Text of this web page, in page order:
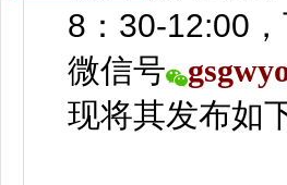
8：30-12:00
微信号
现将其发布如